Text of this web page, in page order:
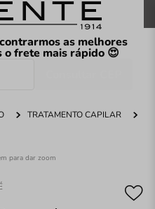
a partir de R$199
as melhores
frete mais rápido 😍
TRATAMENTO CAPILAR
para dar zoom